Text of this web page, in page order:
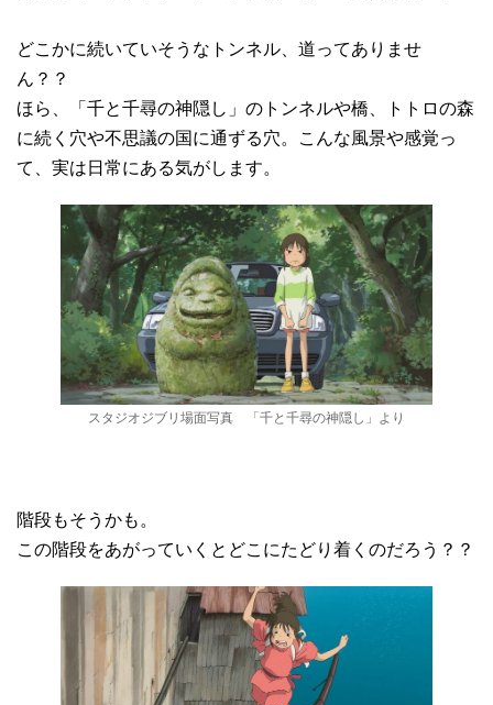
どこかに続いていそうなトンネル、道ってありませ
ん？？
ほら、「千と千尋の神隠し」のトンネルや橋、トトロの森
に続く穴や不思議の国に通ずる穴。こんな風景や感覚っ
て、実は日常にある気がします。
スタジオジブリ場面写真 「千と千尋の神隠し」より
階段もそうかも。
この階段をあがっていくとどこにたどり着くのだろう？？